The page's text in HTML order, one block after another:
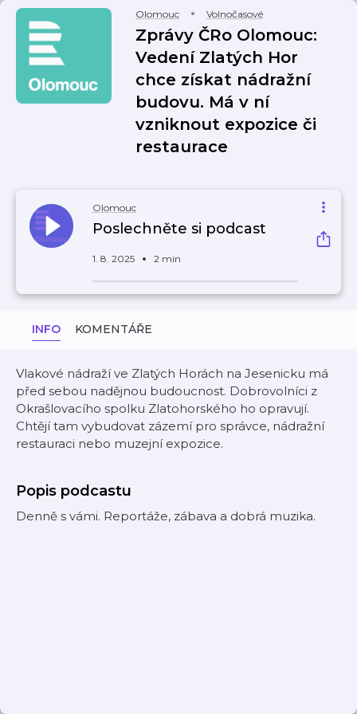
Olomouc Volnočasové
Zprávy ČRo Olomouc:
Vedení Zlatých Hor
chce získat nádražní
budovu. Má v ní
vzniknout expozice či
restaurace
Olomouc
Poslechněte si podcast
1. 8. 2025 2 min
INFO KOMENTÁŘE
Vlakové nádraží ve Zlatých Horách na Jesenicku má
před sebou nadějnou budoucnost. Dobrovolníci z
Okrašlovacího spolku Zlatohorského ho opravují.
Chtějí tam vybudovat zázemí pro správce, nádražní
restauraci nebo muzejní expozice.
Popis podcastu
Denně s vámi. Reportáže, zábava a dobrá muzika.